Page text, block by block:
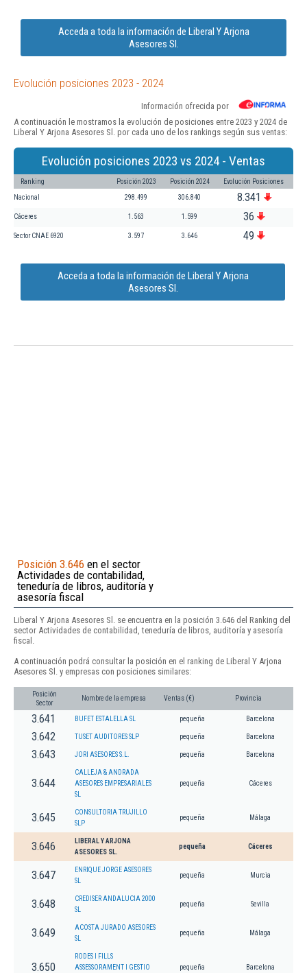
Acceda a toda la información de Liberal Y Arjona
Asesores Sl.
Evolución posiciones 2023 - 2024
Información ofrecida por
A continuación le mostramos la evolución de posiciones entre 2023 y 2024 de
Liberal Y Arjona Asesores Sl. por cada uno de los rankings según sus ventas:
Evolución posiciones 2023 vs 2024 - Ventas
Ranking Posición 2023 Posición 2024 Evolución Posiciones
Nacional 298.499 306.840 8.341
Cáceres 1.563 1.599 36
Sector CNAE 6920 3.597 3.646 49
Acceda a toda la información de Liberal Y Arjona
Asesores Sl.
Posición 3.646 en el sector
Actividades de contabilidad,
teneduría de libros, auditoría y
asesoría fiscal
Liberal Y Arjona Asesores Sl. se encuentra en la posición 3.646 del Ranking del
sector Actividades de contabilidad, teneduría de libros, auditoría y asesoría
fiscal.
A continuación podrá consultar la posición en el ranking de Liberal Y Arjona
Asesores Sl. y empresas con posiciones similares:
Posición
Sector
Nombre de la empresa Ventas (€) Provincia
3.641 BUFET ESTALELLA SL pequeña Barcelona
3.642 TUSET AUDITORES SLP pequeña Barcelona
3.643 JORI ASESORES S.L. pequeña Barcelona
3.644
CALLEJA & ANDRADA
ASESORES EMPRESARIALES
SL
pequeña Cáceres
3.645
CONSULTORIA TRUJILLO
SLP
pequeña Málaga
3.646
LIBERAL Y ARJONA
ASESORES SL.
pequeña Cáceres
3.647
ENRIQUE JORGE ASESORES
SL
pequeña Murcia
3.648
CREDISER ANDALUCIA 2000
SL
pequeña Sevilla
3.649
ACOSTA JURADO ASESORES
SL
pequeña Málaga
3.650
RODES I FILLS
ASSESSORAMENT I GESTIO
pequeña Barcelona